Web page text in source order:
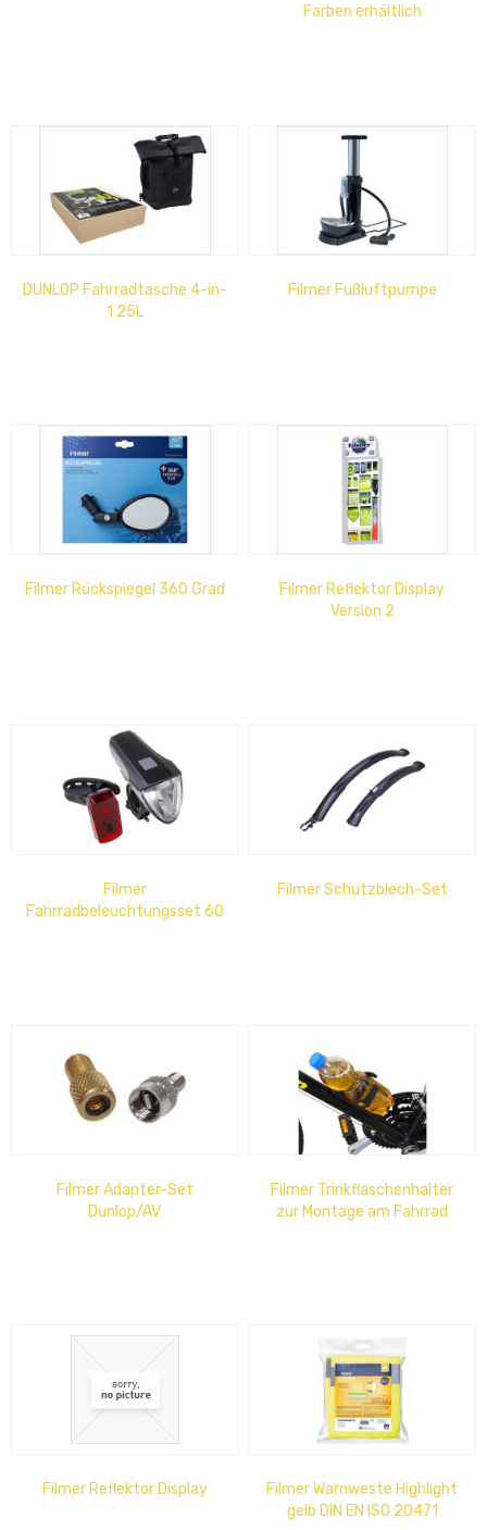
Farben erhältlich
DUNLOP Fahrradtasche 4-in-
1 25L
Filmer Fußluftpumpe
Filmer Rückspiegel 360 Grad
Filmer Reflektor Display
Version 2
Filmer
Fahrradbeleuchtungsset 60
Filmer Schutzblech-Set
Filmer Adapter-Set
Dunlop/AV
Filmer Trinkflaschenhalter
zur Montage am Fahrrad
Filmer Reflektor Display
Filmer Warnweste Highlight
gelb DIN EN ISO 20471